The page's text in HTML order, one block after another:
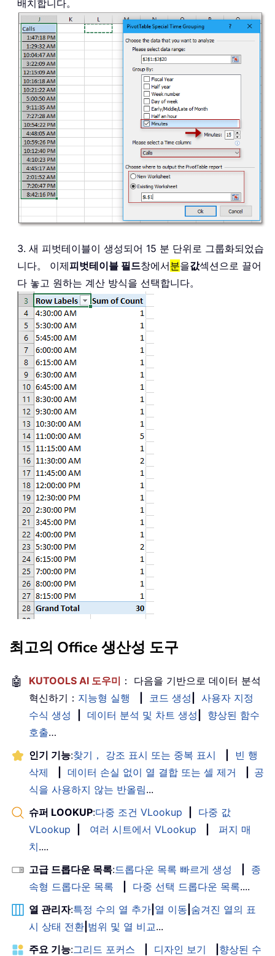
배치합니다。
3. 새 피벗테이블이 생성되어 15 분 단위로 그룹화되었습
니다。 이제피벗테이블 필드창에서분을값섹션으로 끌어
다 놓고 원하는 계산 방식을 선택합니다。
최고의 Office 생산성 도구
🤖 KUTOOLS AI 도우미 ： 다음을 기반으로 데이터 분석
혁신하기： 지능형 실행 코드 생성
사용자 지정
수식 생성
데이터 분석 및 차트 생성
향상된 함수
호출…
인기 기능:찾기， 강조 표시 또는 중복 표시
빈 행
삭제
데이터 손실 없이 열 결합 또는 셀 제거
공
식을 사용하지 않는 반올림...
슈퍼 LOOKUP:다중 조건 VLookup
다중 값
VLookup
여러 시트에서 VLookup
퍼지 매
치....
고급 드롭다운 목록:드롭다운 목록 빠르게 생성
종
속형 드롭다운 목록
다중 선택 드롭다운 목록....
열 관리자:특정 수의 열 추가 열 이동 숨겨진 열의 표
시 상태 전환 범위 및 열 비교...
주요 기능:그리드 포커스 디자인 보기
향상된 수